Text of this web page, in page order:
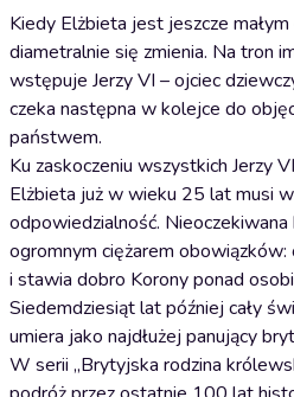
Kiedy Elżbieta jest jeszcze
diametralnie się zmienia. Na tron
wstępuje Jerzy VI – ojciec
czeka następna w kolejce do
państwem.
Ku zaskoczeniu wszystkich Jerzy
Elżbieta już w wieku 25 lat musi
odpowiedzialność.
ogromnym ciężarem
i stawia dobro Korony ponad
Siedemdziesiąt lat później cały
umiera jako najdłużej panujący
W serii „Brytyjska rodzina